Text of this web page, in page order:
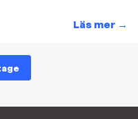
Läs mer →